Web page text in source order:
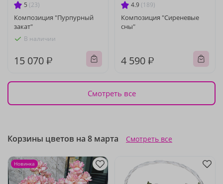
5 (23)
Композиция "Пурпурный
закат"
В наличии
15 070 ₽
4.9 (189)
Композиция "Сиреневые
сны"
4 590 ₽
Смотреть все
Корзины цветов на 8 марта Смотреть все
Новинка